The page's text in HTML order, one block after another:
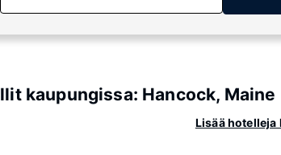
kaupungissa: Hancock, Maine
Lisää hotelleja